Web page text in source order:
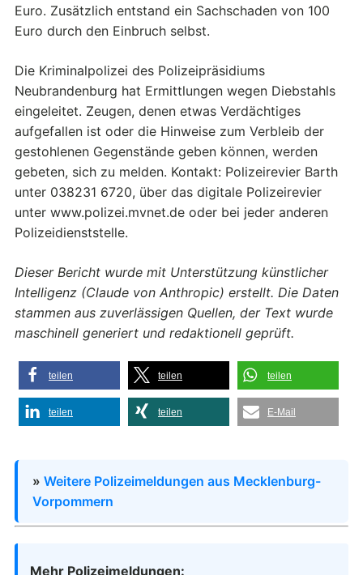
Euro. Zusätzlich entstand ein Sachschaden von 100
Euro durch den Einbruch selbst.
Die Kriminalpolizei des Polizeipräsidiums
Neubrandenburg hat Ermittlungen wegen Diebstahls
eingeleitet. Zeugen, denen etwas Verdächtiges
aufgefallen ist oder die Hinweise zum Verbleib der
gestohlenen Gegenstände geben können, werden
gebeten, sich zu melden. Kontakt: Polizeirevier Barth
unter 038231 6720, über das digitale Polizeirevier
unter www.polizei.mvnet.de oder bei jeder anderen
Polizeidienststelle.
Dieser Bericht wurde mit Unterstützung künstlicher
Intelligenz (Claude von Anthropic) erstellt. Die Daten
stammen aus zuverlässigen Quellen, der Text wurde
maschinell generiert und redaktionell geprüft.
teilen teilen teilen
teilen teilen E-Mail
» Weitere Polizeimeldungen aus Mecklenburg-
Vorpommern
Mehr Polizeimeldungen: